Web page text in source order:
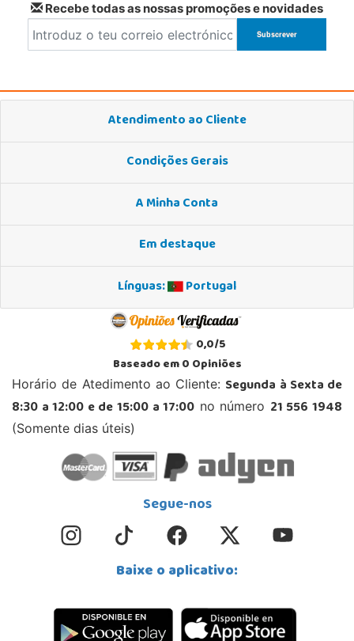
Recebe todas as nossas promoções e novidades
Atendimento ao Cliente
Condições Gerais
A Minha Conta
Em destaque
Línguas:
Portugal
0,0/5
Baseado em0Opiniões
Horário de Atedimento ao Cliente: Segunda à Sexta de
8:30 a 12:00 e de 15:00 a 17:00 no número 21 556 1948
(Somente dias úteis)
Segue-nos
Baixe o aplicativo: